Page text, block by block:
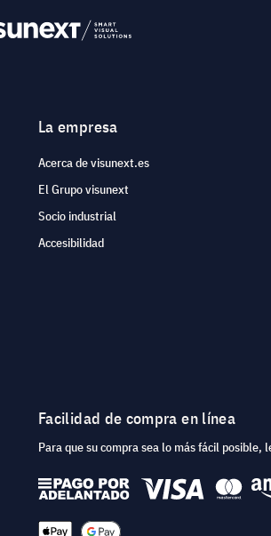
La empresa
Acerca de visunext.es
El Grupo visunext
Socio industrial
Accesibilidad
Facilidad de compra en línea
Para que su compra sea lo más fácil posible,